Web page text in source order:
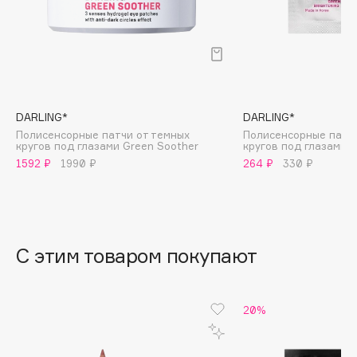
Banderas
Basicare
Batiste
beautyblender
DARLING*
Полисенсорные патчи от темных
кругов под глазами Green Soother
1592 ₽
1990 ₽
DARLING*
Полисенсорные
кругов под глазами
264 ₽
330 ₽
С этим товаром покупают
20%